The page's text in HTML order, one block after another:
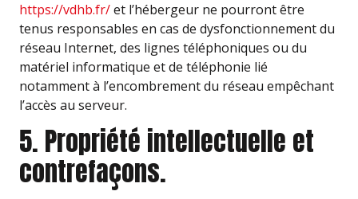
https://vdhb.fr/et l’hébergeur ne pourront être
tenus responsables en cas de dysfonctionnement du
réseau Internet, des lignes téléphoniques ou du
matériel informatique et de téléphonie lié
notamment à l’encombrement du réseau empêchant
l’accès au serveur.
5. Propriété intellectuelle et
contrefaçons.